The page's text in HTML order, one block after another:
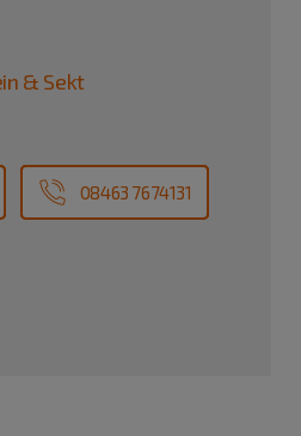
& Sekt
08463 7674131